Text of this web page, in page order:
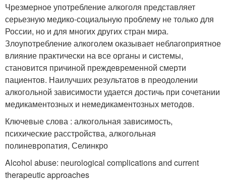
Чрезмерное употребление алкоголя представляет
серьезную медико-социальную проблему не только для
России, но и для многих других стран мира.
Злоупотребление алкоголем оказывает неблагоприятное
влияние практически на все органы и системы,
становится причиной преждевременной смерти
пациентов. Наилучших результатов в преодолении
алкогольной зависимости удается достичь при сочетании
медикаментозных и немедикаментозных методов.
Ключевые слова : алкогольная зависимость,
психические расстройства, алкогольная
полиневропатия, Селинкро
Alcohol abuse: neurological complications and current
therapeutic approaches